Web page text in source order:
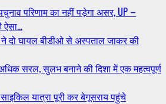
परिणाम का नहीं पड़ेगा असर, UP –
ऐसा…
ने दो घायल बीडीओ से अस्पताल जाकर की
अधिक सरल, सुलभ बनाने की दिशा में एक महत्वपूर्ण
यात्रा पूरी कर बेगूसराय पहुंचे